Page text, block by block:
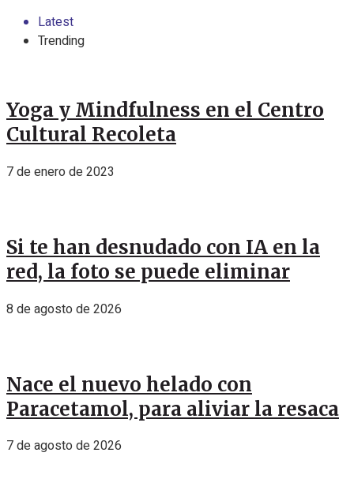
Latest
Trending
Yoga y Mindfulness en el Centro
Cultural Recoleta
7 de enero de 2023
Si te han desnudado con IA en la
red, la foto se puede eliminar
8 de agosto de 2026
Nace el nuevo helado con
Paracetamol, para aliviar la resaca
7 de agosto de 2026